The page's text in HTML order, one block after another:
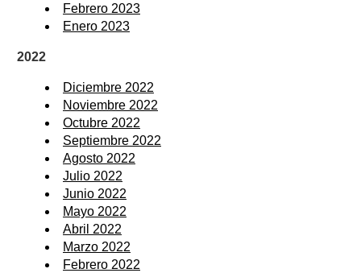
Febrero 2023
Enero 2023
2022
Diciembre 2022
Noviembre 2022
Octubre 2022
Septiembre 2022
Agosto 2022
Julio 2022
Junio 2022
Mayo 2022
Abril 2022
Marzo 2022
Febrero 2022